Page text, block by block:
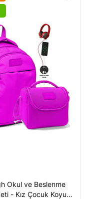
Okul ve Beslenme
- Kız Çocuk Koyu